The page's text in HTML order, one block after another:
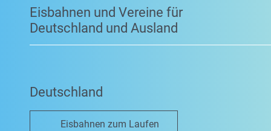
Eisbahnen und Vereine für
Deutschland und Ausland
Deutschland
Eisbahnen zum Laufen